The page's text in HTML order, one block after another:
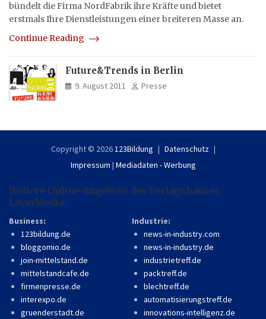
bündelt die Firma NordFabrik ihre Kräfte und bietet
erstmals Ihre Dienstleistungen einer breiteren Masse an.
Continue Reading
Future&Trends in Berlin
9. August 2011 Presse
Copyright © 2026123Bildung
Datenschutz
Impressum | Mediadaten - Werbung
Weitere Online-Angebote des Verlagshauses
LayerMedia:
Business:
123bildung.de
bloggomio.de
join-mittelstand.de
mittelstandcafe.de
firmenpresse.de
interexpo.de
gruenderstadt.de
Industrie:
news-in-industry.com
news-in-industry.de
industrietreff.de
packtreff.de
blechtreff.de
automatisierungstreff.de
innovations-intelligenz.de